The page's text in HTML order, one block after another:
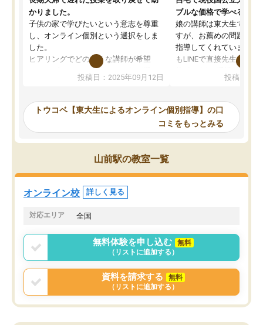
かりました。
子供の家で学びたいという意志を尊重
し、オンライン個別という選択をしま
した。
ヒアリングでどのような講師が希望
か、オプションは付帯するかなど選ぶ
事が出来ました。
ーティングを行い、その講師で良いか
見てから講師を決定する事ができま
す。
うちの子は、初回面談の講師の方で決
オンラインツールを使用した単語帳の
共有があり宿題もそちらで出される形
でした。
言う事で講師変更の申し出があり、あ
まりに短期での変更だった為、塾に通
う事にして退会しました。遅れも取り
戻せ、授業内容や講師の方は良かった
と思います。
投稿日：2025年09月12日
ブルな価格で学べる
娘の講師は東大生では無
すが、お薦めの問題集や
指導してくれています。
もLINEで直接先生に質問
めれるので、個人に合
いなのがあり(有料)、受
ことをどんなスケジュー
くか相談したのですが、
ち期待したものではなく
くなってきたようなので
投稿日：
トウコベ【東大生によるオンライン個別指導】の口
コミをもっとみる
山前駅の教室一覧
オンライン校 詳しく見る
対応エリア 全国
無料体験を申し込む
無料
（リストに追加する）
資料を請求する
無料
（リストに追加する）